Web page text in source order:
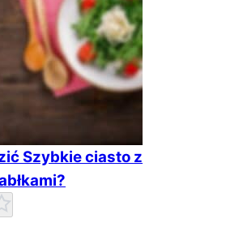
Szybkie ciasto z